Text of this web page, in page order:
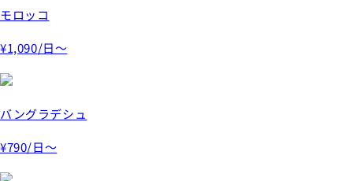
モロッコ
¥1,090/日～
バングラデシュ
¥790/日～